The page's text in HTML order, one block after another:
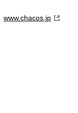
www.chacos.jp